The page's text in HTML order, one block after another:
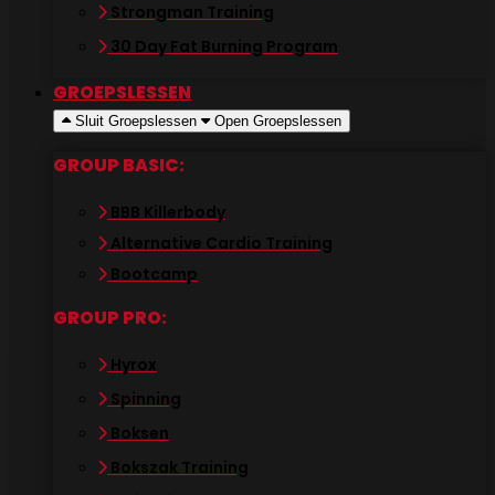
Strongman Training
30 Day Fat Burning Program
GROEPSLESSEN
Sluit Groepslessen Open Groepslessen
GROUP BASIC:
BBB Killerbody
Alternative Cardio Training
Bootcamp
GROUP PRO:
Hyrox
Spinning
Boksen
Bokszak Training
BBB KILLERBODY-DÉ GROEPSLES VOOR
BENEN, BILLEN EN BUIK
zelfverzekerd lichaam? Doe mee met onze populaire
damesles: BBB Killerbody!.
In deze energieke 60-minuten workout trainen we
Buik. De perfecte combinatie van cardio én
krachttraining zorgt voor een hogere
vetverbranding, meer spierdefinitie en een steviger
lichaam.
Deze groepsles is speciaal ontwikkeld voor
vrouwen die effectief willen trainen, fitter willen
worden en resultaat willen zien.